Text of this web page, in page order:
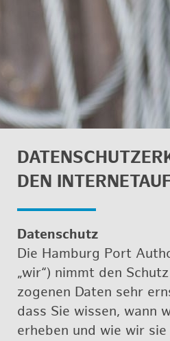
DEN
​Da­ten­schutz
Die Ham­burg Port
„wir“) nimmt den
zo­ge­nen Daten sehr
dass Sie wis­sen, wann
er­he­ben und wie wir sie